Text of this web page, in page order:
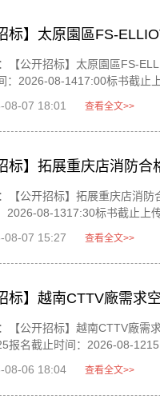
标】太原園區FS-
【公开招标】太原園區FS-
：2026-08-1417:00标书截止
08-07 18:01
查看全文>>
标】拓展重庆店消防
【公开招标】拓展重庆店消
2026-08-1317:30标书截止上
08-07 15:27
查看全文>>
标】越南CTTV廠需求
【公开招标】越南CTTV廠需
报名截止时间：2026-08-
08-06 18:04
查看全文>>